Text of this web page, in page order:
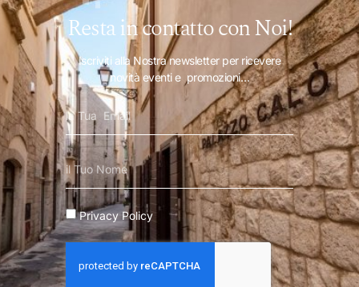
Resta in contatto con Noi!
Iscriviti alla Nostra newsletter per ricevere
novità eventi e promozioni…
Privacy Policy